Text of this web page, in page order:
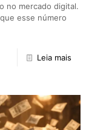
no mercado digital.
esse número
Leia mais